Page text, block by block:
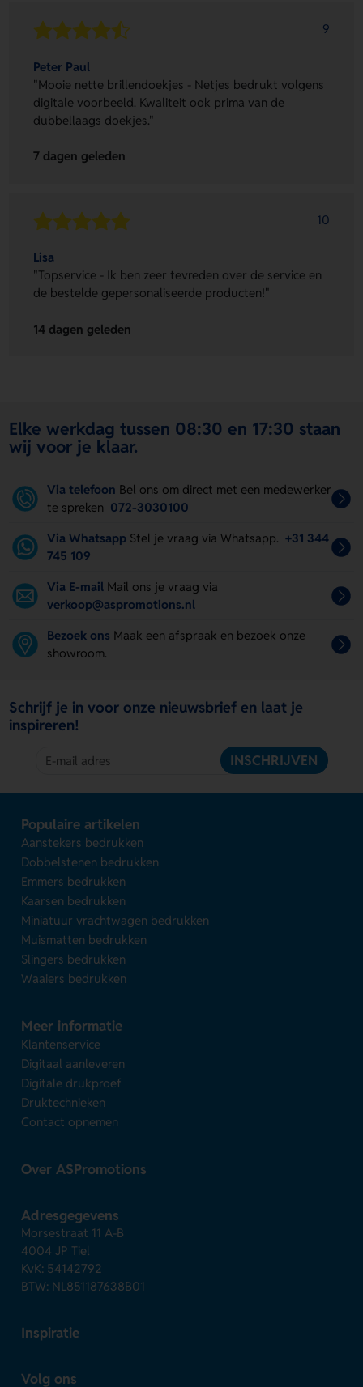
9
Peter Paul
"Mooie nette brillendoekjes - Netjes bedrukt volgens
digitale voorbeeld. Kwaliteit ook prima van de
dubbellaags doekjes."
7 dagen geleden
10
Lisa
"Topservice - Ik ben zeer tevreden over de service en
de bestelde gepersonaliseerde producten!"
14 dagen geleden
Elke werkdag tussen 08:30 en 17:30 staan
wij voor je klaar.
Via telefoon Bel ons om direct met een medewerker
te spreken 072-3030100
Via Whatsapp Stel je vraag via Whatsapp. +31 344
745 109
Via E-mail Mail ons je vraag via
verkoop@aspromotions.nl
Bezoek ons Maak een afspraak en bezoek onze
showroom.
Schrijf je in voor onze nieuwsbrief en laat je
inspireren!
INSCHRIJVEN
Populaire artikelen
Aanstekers bedrukken
Dobbelstenen bedrukken
Emmers bedrukken
Kaarsen bedrukken
Miniatuur vrachtwagen bedrukken
Muismatten bedrukken
Slingers bedrukken
Waaiers bedrukken
Meer informatie
Klantenservice
Digitaal aanleveren
Digitale drukproef
Druktechnieken
Contact opnemen
Over ASPromotions
Adresgegevens
Morsestraat 11 A-B
4004 JP Tiel
KvK: 54142792
BTW: NL851187638B01
Inspiratie
Volg ons